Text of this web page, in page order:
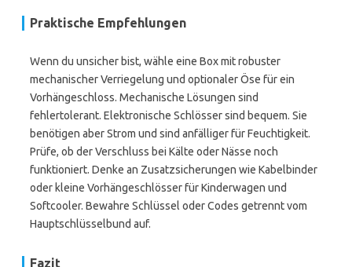
Praktische Empfehlungen
Wenn du unsicher bist, wähle eine Box mit robuster
mechanischer Verriegelung und optionaler Öse für ein
Vorhängeschloss. Mechanische Lösungen sind
fehlertolerant. Elektronische Schlösser sind bequem. Sie
benötigen aber Strom und sind anfälliger für Feuchtigkeit.
Prüfe, ob der Verschluss bei Kälte oder Nässe noch
funktioniert. Denke an Zusatzsicherungen wie Kabelbinder
oder kleine Vorhängeschlösser für Kinderwagen und
Softcooler. Bewahre Schlüssel oder Codes getrennt vom
Hauptschlüsselbund auf.
Fazit